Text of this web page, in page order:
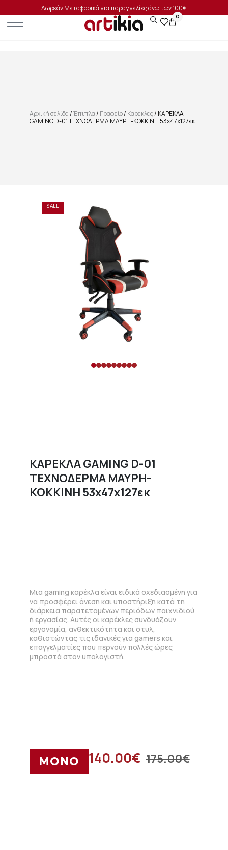
Δωρεάν Μεταφορικά για παραγγελίες άνω των 100€
0
Αρχική σελίδα/Έπιπλα/ Γραφείο/ Καρέκλες/ ΚΑΡΕΚΛΑ
GAMING D-01 ΤΕΧΝΟΔΕΡΜΑ ΜΑΥΡΗ-ΚΟΚΚΙΝΗ 53x47x127εκ
SALE
ΚΑΡΕΚΛΑ GAMING D-01
ΤΕΧΝΟΔΕΡΜΑ ΜΑΥΡΗ-
ΚΟΚΚΙΝΗ 53x47x127εκ
Μια gaming καρέκλα είναι ειδικά σχεδιασμένη για
να προσφέρει άνεση και υποστήριξη κατά τη
διάρκεια παρατεταμένων περιόδων παιχνιδιού
ή εργασίας. Αυτές οι καρέκλες συνδυάζουν
εργονομία, ανθεκτικότητα και στυλ,
καθιστώντας τις ιδανικές για gamers και
επαγγελματίες που περνούν πολλές ώρες
μπροστά στον υπολογιστή.
ΜΟΝΟ 175.00€
140.00€